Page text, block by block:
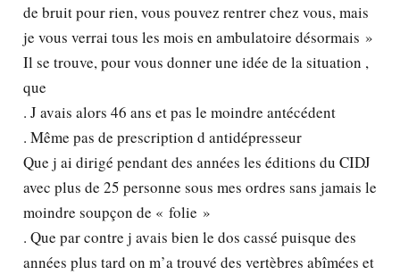
de bruit pour rien, vous pouvez rentrer chez vous, mais
je vous verrai tous les mois en ambulatoire désormais »
Il se trouve, pour vous donner une idée de la situation ,
que
. J avais alors 46 ans et pas le moindre antécédent
. Même pas de prescription d antidépresseur
Que j ai dirigé pendant des années les éditions du CIDJ
avec plus de 25 personne sous mes ordres sans jamais le
moindre soupçon de « folie »
. Que par contre j avais bien le dos cassé puisque des
années plus tard on m’a trouvé des vertèbres abîmées et